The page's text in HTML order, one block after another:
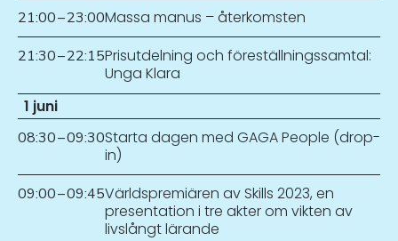
21:00–23:00Massa manus – återkomsten
21:30–22:15Prisutdelning och föreställningssamtal:
Unga Klara
1 juni
08:30–09:30Starta dagen med GAGA People (drop-
in)
09:00–09:45Världspremiären av Skills 2023, en
presentation i tre akter om vikten av
livslångt lärande